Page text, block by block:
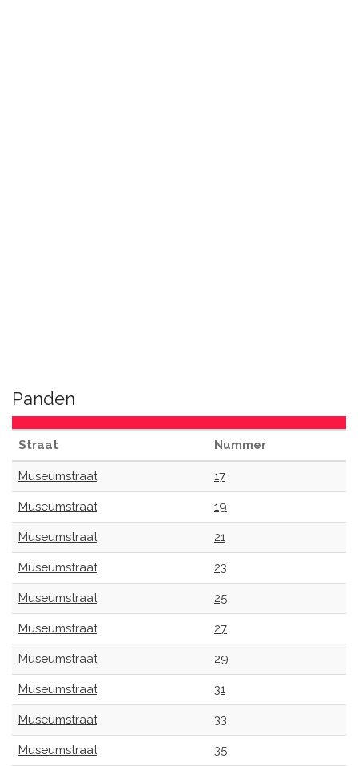
Panden
Straat Nummer
Museumstraat 17
Museumstraat 19
Museumstraat 21
Museumstraat 23
Museumstraat 25
Museumstraat 27
Museumstraat 29
Museumstraat 31
Museumstraat 33
Museumstraat 35